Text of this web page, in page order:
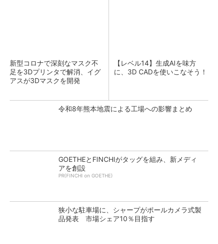
新型コロナで深刻なマスク不
足を3Dプリンタで解消、イグ
アスが3Dマスクを開発
【レベル14】生成AIを味方
に、3D CADを使いこなそう！
令和8年熊本地震による工場への影響まとめ
GOETHEとFINCHIがタッグを組み、新メディ
アを創設
PR(FINCHI on GOETHE)
狭小な駐車場に、シャープがポールカメラ式製
品発表 市場シェア10％目指す